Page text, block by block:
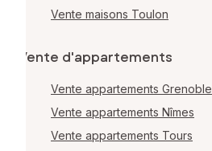
Vente maisons Toulon
Vente d'appartements
Vente appartements Grenoble
Vente appartements Nîmes
Vente appartements Tours